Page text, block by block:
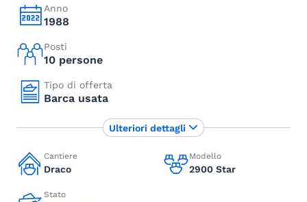
Anno
1988
Posti
10 persone
Tipo di offerta
Barca usata
Cantiere
Draco
Modello
2900 Star
Stato
Ulteriori dettagli